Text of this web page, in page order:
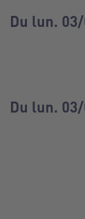
Du lun.
Du lun.